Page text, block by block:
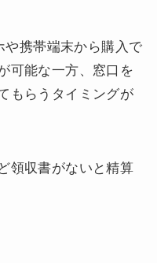
や携帯端末から購入で
可能な一方、窓口を
もらうタイミングが
領収書がないと精算